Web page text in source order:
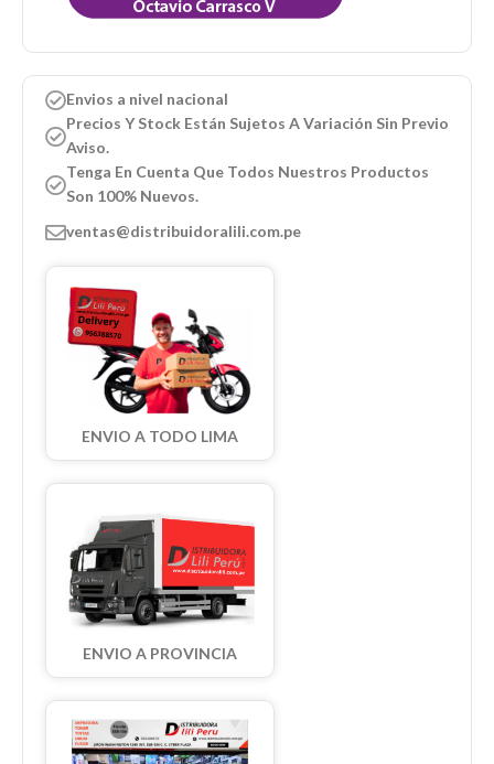
Envios a nivel nacional
Precios Y Stock Están Sujetos A Variación Sin Previo
Aviso.
Tenga En Cuenta Que Todos Nuestros Productos
Son 100% Nuevos.
ventas@distribuidoralili.com.pe
ENVIO A TODO LIMA
ENVIO A PROVINCIA